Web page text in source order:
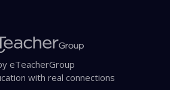
eTeacherGroup
with real connections